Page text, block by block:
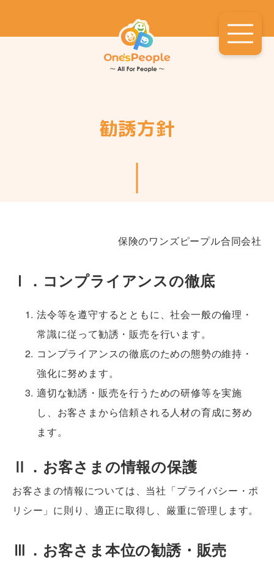
navigation
勧誘方針
保険のワンズピープル合同会社
Ⅰ．コンプライアンスの徹底
法令等を遵守するとともに、社会一般の倫理・
常識に従って勧誘・販売を行います。
コンプライアンスの徹底のための態勢の維持・
強化に努めます。
適切な勧誘・販売を行うための研修等を実施
し、お客さまから信頼される人材の育成に努め
ます。
Ⅱ．お客さまの情報の保護
お客さまの情報については、当社「プライバシー・ポ
リシー」に則り、適正に取得し、厳重に管理します。
Ⅲ．お客さま本位の勧誘・販売